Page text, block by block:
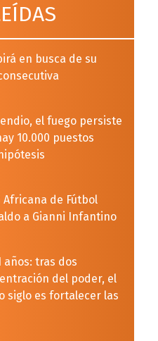
en busca de su
el fuego persiste
10.000 puestos
Africana de Fútbol
a Gianni Infantino
años: tras dos
del poder, el
siglo es fortalecer las